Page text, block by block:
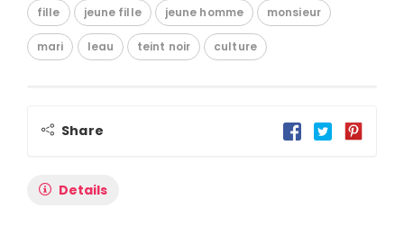
fille jeune fille jeune homme monsieur
mari leau teint noir culture
Share
Details